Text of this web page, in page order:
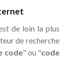
de loin la plus
de recherche
code" ou "code